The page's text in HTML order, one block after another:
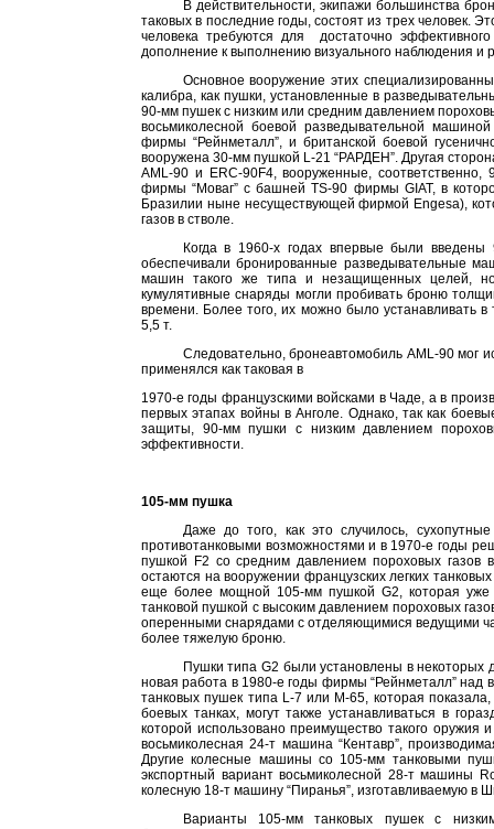
В действительности, экипажи большинства
таковых в последние годы, состоят из трех человек.
человека требуются для
достаточно
дополнение к выполнению визуального наблюдения и
Основное вооружение этих
калибра, как пушки, установленные в
90-мм пушек с низким или средним давлением
восьмиколесной боевой разведывательной
фирмы “Рейнметалл”, и британской боевой
вооружена 30-мм пушкой L-21 “РАРДЕН”. Другая
AML-90 и ERC-90F4, вооруженные,
фирмы “Моваг” с башней TS-90 фирмы GIAT, в
Бразилии ныне несуществующей фирмой Engesa),
газов в стволе.
Когда в 1960-х годах впервые были
обеспечивали бронированные разведывательные
машин такого же типа и незащищенных целей,
кумулятивные снаряды могли пробивать броню
времени. Более того, их можно было устанавливать в
5,5 т.
Следовательно, бронеавтомобиль AML-90 мог
применялся как таковая в
1970-е годы французскими войсками в Чаде, а в
первых этапах войны в Анголе. Однако, так как
защиты, 90-мм пушки с низким давлением
эффективности.
105-мм пушка
Даже до того, как это случилось,
противотанковыми возможностями и в 1970-е годы
пушкой F2 со средним давлением пороховых
остаются на вооружении французских легких
еще более мощной 105-мм пушкой G2, которая уже
танковой пушкой с высоким давлением пороховых
оперенными снарядами с отделяющимися ведущими
более тяжелую броню.
Пушки типа G2 были установлены в
новая работа в 1980-е годы фирмы “Рейнметалл” над
танковых пушек типа L-7 или М-65, которая
боевых танках, могут также устанавливаться в
которой использовано преимущество такого
восьмиколесная 24-т машина “Кентавр”,
Другие колесные машины со 105-мм танковыми
экспортный вариант восьмиколесной 28-т
колесную 18-т машину “Пиранья”, изготавливаемую в
Варианты 105-мм танковых пушек с